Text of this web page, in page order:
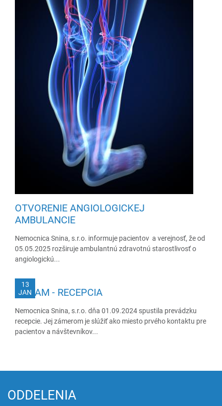
OTVORENIE ANGIOLOGICKEJ
AMBULANCIE
Nemocnica Snina, s.r.o. informuje pacientov a verejnosť, že od
05.05.2025 rozširuje ambulantnú zdravotnú starostlivosť o
angiologickú...
13
JAN
OZNAM - RECEPCIA
Nemocnica Snina, s.r.o. dňa 01.09.2024 spustila prevádzku
recepcie. Jej zámerom je slúžiť ako miesto prvého kontaktu pre
pacientov a návštevníkov...
ODDELENIA